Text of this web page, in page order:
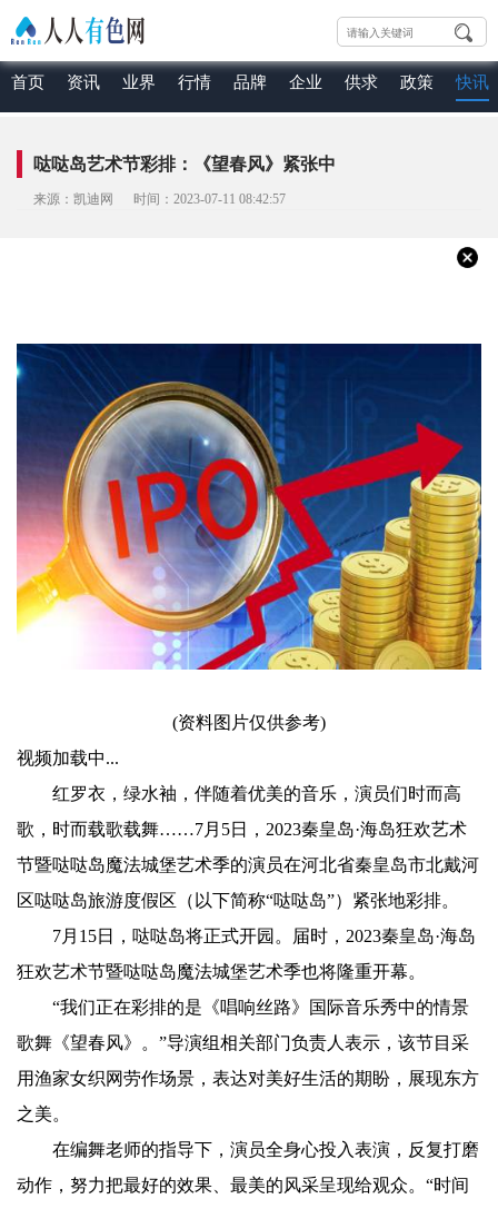
首页 资讯 业界 行情 品牌 企业 供求 政策 快讯
哒哒岛艺术节彩排：《望春风》紧张中
来源：凯迪网 时间：2023-07-11 08:42:57
(资料图片仅供参考)
视频加载中...
红罗衣，绿水袖，伴随着优美的音乐，演员们时而高
歌，时而载歌载舞……7月5日，2023秦皇岛·海岛狂欢艺术
节暨哒哒岛魔法城堡艺术季的演员在河北省秦皇岛市北戴河
区哒哒岛旅游度假区（以下简称“哒哒岛”）紧张地彩排。
7月15日，哒哒岛将正式开园。届时，2023秦皇岛·海岛
狂欢艺术节暨哒哒岛魔法城堡艺术季也将隆重开幕。
“我们正在彩排的是《唱响丝路》国际音乐秀中的情景
歌舞《望春风》。”导演组相关部门负责人表示，该节目采
用渔家女织网劳作场景，表达对美好生活的期盼，展现东方
之美。
在编舞老师的指导下，演员全身心投入表演，反复打磨
动作，努力把最好的效果、最美的风采呈现给观众。“时间